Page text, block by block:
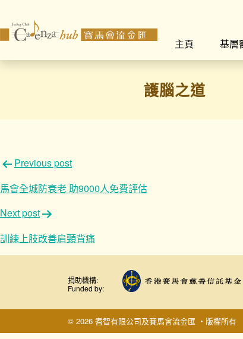
主頁
基層
護腦之道
文
章
導
覽
Previous post
馬會全城防衰老 助9000人免費評估
Next post
訓練上肢改善肩頸背痛
捐助機構:
Funded by:
© 2026 耆智有限公司及賽馬會流金匯 ‧版權所有